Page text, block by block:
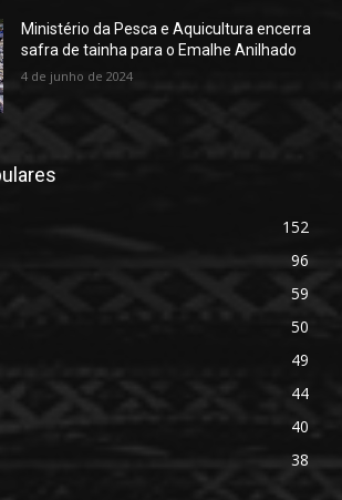
Ministério da Pesca e Aquicultura encerra
safra de tainha para o Emalhe Anilhado
4 de junho de 2024
152
96
59
50
49
44
40
38